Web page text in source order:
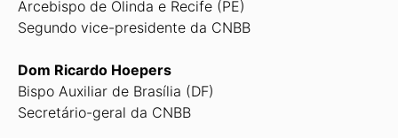
Arcebispo de Olinda e Recife (PE)
Segundo vice-presidente da CNBB
Dom Ricardo Hoepers
Bispo Auxiliar de Brasília (DF)
Secretário-geral da CNBB